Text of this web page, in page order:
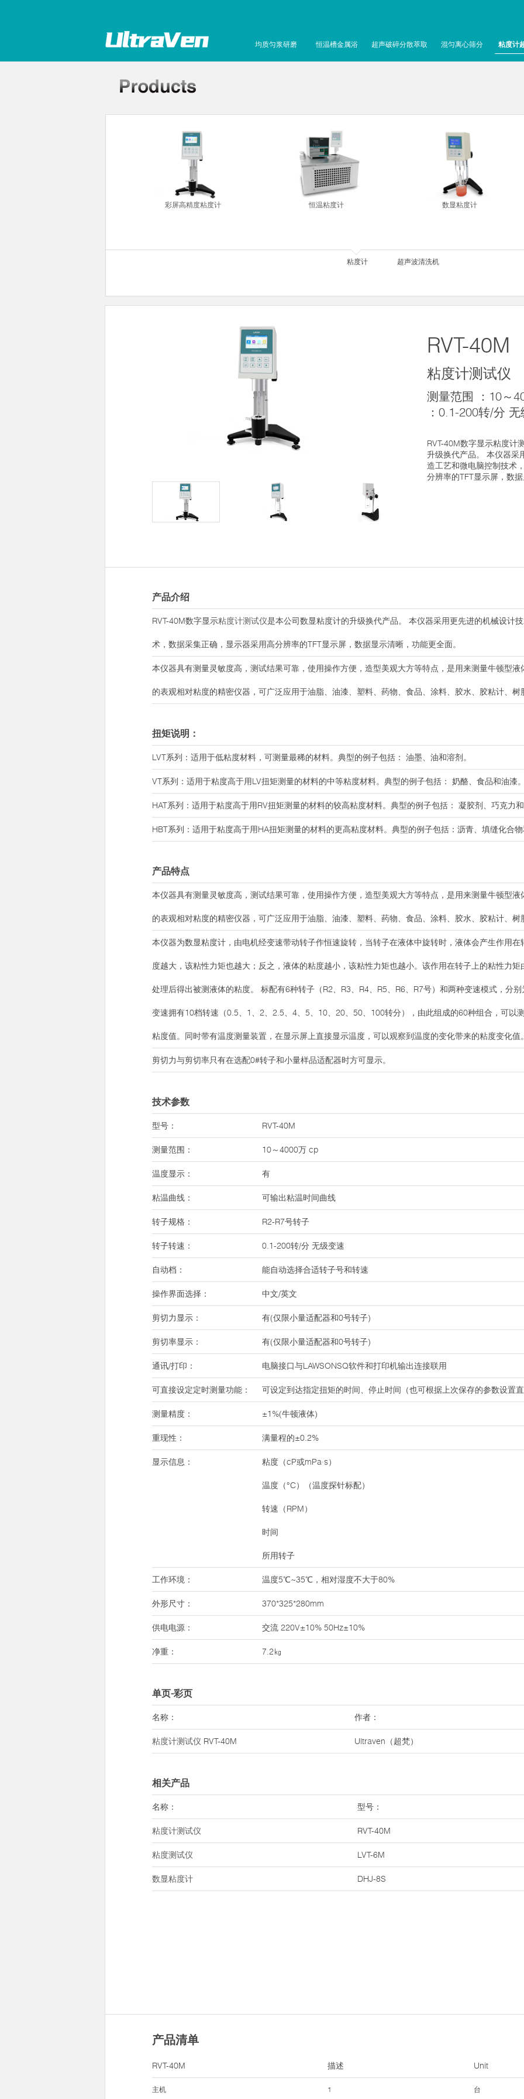
均质匀浆研磨 恒温槽金属浴 超声破碎分散萃取 混匀离心筛分 粘度计
彩屏高精度粘度计 恒温粘度计 数显粘度计
粘度计 超声波清洗机
RVT-40M
粘度计测试仪
测量范围 ：10～
：0.1-200转/分
RVT-40M数字显示粘度计
升级换代产品。 本仪器采
造工艺和微电脑控制技术
分辨率的TFT显示屏，数
产品介绍
RVT-40M数字显示粘度计测试仪是本公司数显粘度计的升级换代产品。 本仪器采用更先进的机械设计
术，数据采集正确，显示器采用高分辨率的TFT显示屏，数据显示清晰，功能更全面。
本仪器具有测量灵敏度高，测试结果可靠，使用操作方便，造型美观大方等特点，是用来测量牛顿型
的表观相对粘度的精密仪器，可广泛应用于油脂、油漆、塑料、药物、食品、涂料、胶水、胶粘计、
扭矩说明：
LVT系列：适用于低粘度材料，可测量最稀的材料。典型的例子包括： 油墨、油和溶剂。
VT系列：适用于粘度高于用LV扭矩测量的材料的中等粘度材料。典型的例子包括： 奶酪、食品和油漆
HAT系列：适用于粘度高于用RV扭矩测量的材料的较高粘度材料。典型的例子包括： 凝胶剂、巧克力
HBT系列：适用于粘度高于用HA扭矩测量的材料的更高粘度材料。典型的例子包括：沥青、填缝化合
产品特点
本仪器具有测量灵敏度高，测试结果可靠，使用操作方便，造型美观大方等特点，是用来测量牛顿型
的表观相对粘度的精密仪器，可广泛应用于油脂、油漆、塑料、药物、食品、涂料、胶水、胶粘计、
本仪器为数显粘度计，由电机经变速带动转子作恒速旋转，当转子在液体中旋转时，液体会产生作用
度越大，该粘性力矩也越大；反之，液体的粘度越小，该粘性力矩也越小。该作用在转子上的粘性力
处理后得出被测液体的粘度。 标配有6种转子（R2、R3、R4、R5、R6、R7号）和两种变速模式，分
变速拥有10档转速（0.5、1、2、2.5、4、5、10、20、50、100转分），由此组成的60种组合，可以
粘度值。同时带有温度测量装置，在显示屏上直接显示温度，可以观察到温度的变化带来的粘度变化值
剪切力与剪切率只有在选配0#转子和小量样品适配器时方可显示。
技术参数
型号： RVT-40M
测量范围： 10～4000万 cp
温度显示： 有
粘温曲线： 可输出粘温时间曲线
转子规格： R2-R7号转子
转子转速： 0.1-200转/分 无级变速
自动档： 能自动选择合适转子号和转速
操作界面选择： 中文/英文
剪切力显示： 有(仅限小量适配器和0号转子)
剪切率显示： 有(仅限小量适配器和0号转子)
通讯/打印： 电脑接口与LAWSONSQ软件和打印机输出连接联用
可直接设定定时测量功能： 可设定到达指定扭矩的时间、停止时间（也可根据上次保存的参数设置
测量精度： ±1%(牛顿液体)
重现性： 满量程的±0.2%
显示信息： 粘度（cP或mPa·s）
温度（°C）（温度探针标配）
转速（RPM）
时间
所用转子
工作环境： 温度5℃~35℃，相对湿度不大于80%
外形尺寸： 370*325*280mm
供电电源： 交流 220V±10% 50Hz±10%
净重： 7.2㎏
单页-彩页
名称： 作者：
粘度计测试仪 RVT-40M Ultraven（超梵）
相关产品
名称： 型号：
粘度计测试仪 RVT-40M
粘度测试仪 LVT-6M
数显粘度计 DHJ-8S
产品清单
RVT-40M Unit
主机 台
描述
1